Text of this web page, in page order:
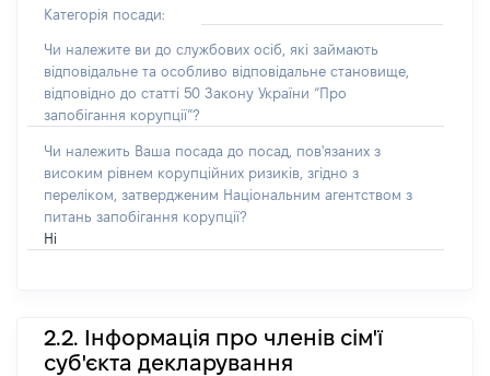
Категорія посади:
Чи належите ви до службових осіб, які займають
відповідальне та особливо відповідальне становище,
відповідно до статті 50 Закону України “Про
запобігання корупції”?
Чи належить Ваша посада до посад, пов'язаних з
високим рівнем корупційних ризиків, згідно з
переліком, затвердженим Національним агентством з
питань запобігання корупції?
Ні
2.2. Інформація про членів сім'ї
суб'єкта декларування